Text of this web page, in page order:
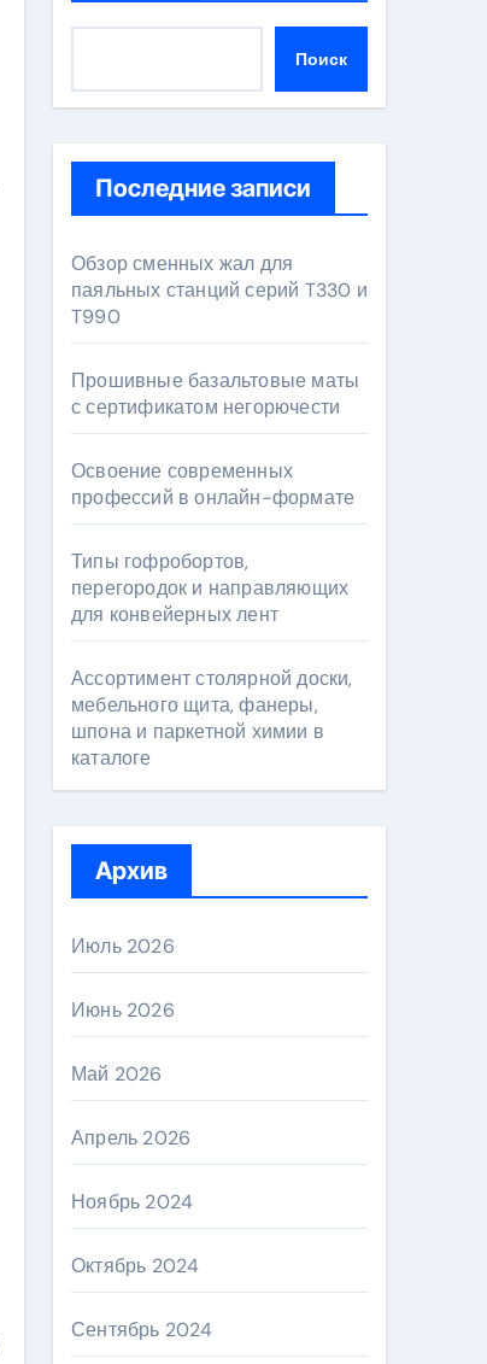
Поиск
Последние записи
Обзор сменных жал для
паяльных станций серий T330 и
T990
Прошивные базальтовые маты
с сертификатом негорючести
Освоение современных
профессий в онлайн-формате
Типы гофробортов,
перегородок и направляющих
для конвейерных лент
Ассортимент столярной доски,
мебельного щита, фанеры,
шпона и паркетной химии в
каталоге
Архив
Июль 2026
Июнь 2026
Май 2026
Апрель 2026
Ноябрь 2024
Октябрь 2024
Сентябрь 2024